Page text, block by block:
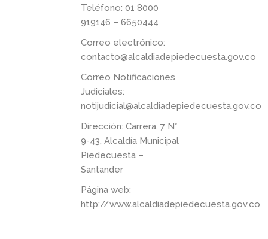
Teléfono: 01 8000
919146 – 6650444
Correo electrónico:
contacto@alcaldiadepiedecuesta.gov.co
Correo Notificaciones
Judiciales:
notijudicial@alcaldiadepiedecuesta.gov.co
Dirección: Carrera. 7 N°
9-43, Alcaldía Municipal
Piedecuesta –
Santander
Página web:
http://www.alcaldiadepiedecuesta.gov.co